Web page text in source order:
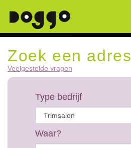
Zoek een adres
Veelgestelde vragen
Type bedrijf
Waar?